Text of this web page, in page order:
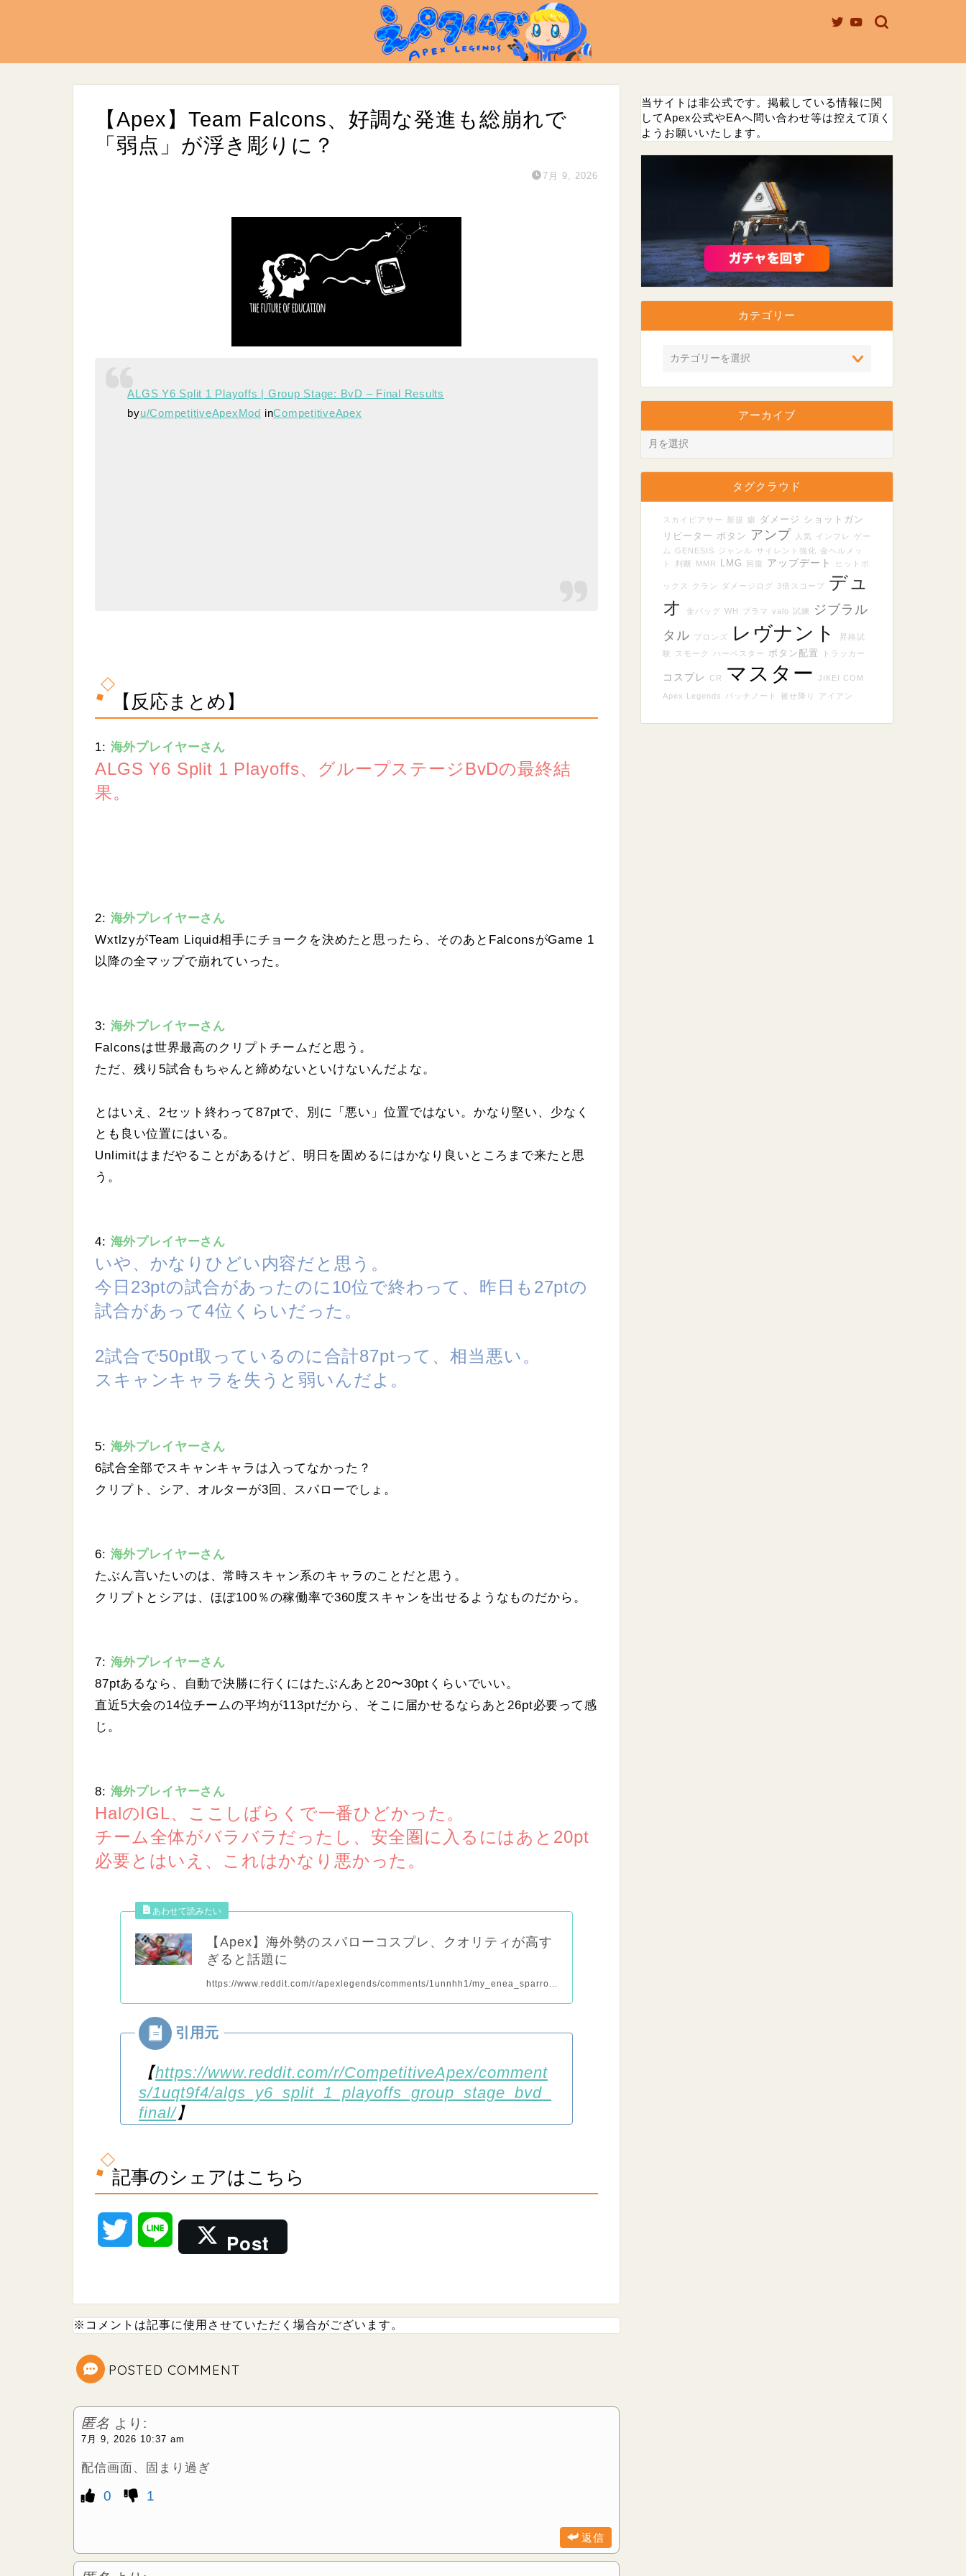
【Apex】Team Falcons、好調な発進も総崩れで
「弱点」が浮き彫りに？
7月 9, 2026
ALGS Y6 Split 1 Playoffs | Group Stage: BvD – Final Results
byu/CompetitiveApexMod inCompetitiveApex
【反応まとめ】
1: 海外プレイヤーさん
ALGS Y6 Split 1 Playoffs、グループステージBvDの最終結
果。
2: 海外プレイヤーさん
WxtlzyがTeam Liquid相手にチョークを決めたと思ったら、そのあとFalconsがGame 1
以降の全マップで崩れていった。
3: 海外プレイヤーさん
Falconsは世界最高のクリプトチームだと思う。
ただ、残り5試合もちゃんと締めないといけないんだよな。
とはいえ、2セット終わって87ptで、別に「悪い」位置ではない。かなり堅い、少なく
とも良い位置にはいる。
Unlimitはまだやることがあるけど、明日を固めるにはかなり良いところまで来たと思
う。
4: 海外プレイヤーさん
いや、かなりひどい内容だと思う。
今日23ptの試合があったのに10位で終わって、昨日も27ptの
試合があって4位くらいだった。
2試合で50pt取っているのに合計87ptって、相当悪い。
スキャンキャラを失うと弱いんだよ。
5: 海外プレイヤーさん
6試合全部でスキャンキャラは入ってなかった？
クリプト、シア、オルターが3回、スパローでしょ。
6: 海外プレイヤーさん
たぶん言いたいのは、常時スキャン系のキャラのことだと思う。
クリプトとシアは、ほぼ100％の稼働率で360度スキャンを出せるようなものだから。
7: 海外プレイヤーさん
87ptあるなら、自動で決勝に行くにはたぶんあと20〜30ptくらいでいい。
直近5大会の14位チームの平均が113ptだから、そこに届かせるならあと26pt必要って感
じ。
8: 海外プレイヤーさん
HalのIGL、ここしばらくで一番ひどかった。
チーム全体がバラバラだったし、安全圏に入るにはあと20pt
必要とはいえ、これはかなり悪かった。
【Apex】海外勢のスパローコスプレ、クオリティが高す
ぎると話題に
https://www.reddit.com/r/apexlegends/comments/1unnhh1/my_enea_sparro...
【https://www.reddit.com/r/CompetitiveApex/comment
s/1uqt9f4/algs_y6_split_1_playoffs_group_stage_bvd_
final/】
記事のシェアはこちら
t
t
r
e
Post
※コメントは記事に使用させていただく場合がございます。
POSTED COMMENT
匿名 より:
7月 9, 2026 10:37 am
配信画面、固まり過ぎ
0 1
返信
当サイトは非公式です。掲載している情報に関
してApex公式やEAへ問い合わせ等は控えて頂く
ようお願いいたします。
カテゴリー
アーカイブ
タグクラウド
スカイピアサー 新規 癖 ダメージ ショットガン
リピーター ボタン アンプ 人気 インフレ
ゲー
ム
GENESIS ジャンル サイレント強化 金ヘルメッ
ト
判断 MMR LMG 回復 アップデート ヒットボ
ックス クラン ダメージログ 3倍スコープ
デュ
オ
金バッグ WH ブラマ valo 試練
ジブラル
タル ブロンズ レヴナント
昇格試
験
スモーク ハーベスター ボタン配置 トラッカー
コスプレ CR マスター JIKEI COM
Apex Legends パッチノート 被せ降り アイアン